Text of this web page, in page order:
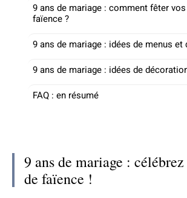
9 ans de mariage : comment fêter
faïence ?
9 ans de mariage : idées de menus et
9 ans de mariage : idées de
FAQ : en résumé
9 ans de mariage :
de faïence !